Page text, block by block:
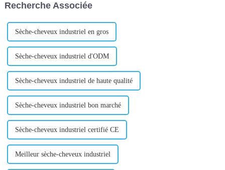
Recherche Associée
Sèche-cheveux industriel en gros
Sèche-cheveux industriel d'ODM
Sèche-cheveux industriel de haute qualité
Sèche-cheveux industriel bon marché
Sèche-cheveux industriel certifié CE
Meilleur sèche-cheveux industriel